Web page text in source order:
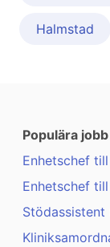
Halmstad
Populära jobb
Enhetschef
Enhetschef